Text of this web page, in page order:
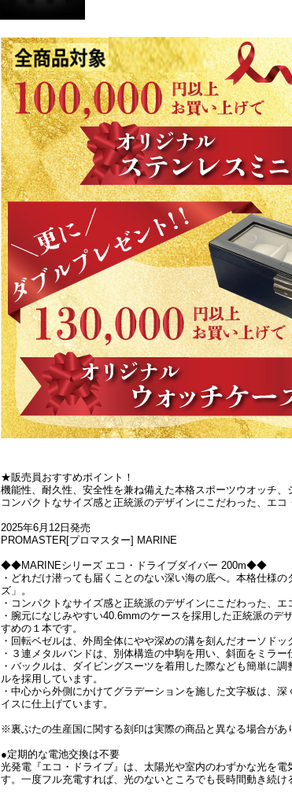
★販売員おすすめポイント！
機能性、耐久性、安全性を兼ね備えた本格スポーツウオッチ、
コンパクトなサイズ感と正統派のデザインにこだわった、エ
2025年6月12日発売
PROMASTER[プロマスター] MARINE
◆◆MARINEシリーズ エコ・ドライブダイバー 200m◆◆
・どれだけ潜っても届くことのない深い海の底へ。本格仕様
ズ」。
・コンパクトなサイズ感と正統派のデザインにこだわった、エ
・腕元になじみやすい40.6mmのケースを採用した正統派の
すめの１本です。
・回転ベゼルは、外周全体にやや深めの溝を刻んだオーソド
・３連メタルバンドは、別体構造の中駒を用い、斜面をミラ
・バックルは、ダイビングスーツを着用した際なども簡単に
ルを採用しています。
・中心から外側にかけてグラデーションを施した文字板は、
イスに仕上げています。
※裏ぶたの生産国に関する刻印は実際の商品と異なる場合があ
●定期的な電池交換は不要
光発電『エコ・ドライブ』は、太陽光や室内のわずかな光を
す。一度フル充電すれば、光のないところでも長時間動き続け